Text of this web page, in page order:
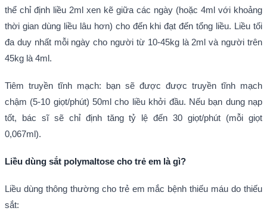
thể chỉ định liều 2ml xen kẽ giữa các ngày (hoặc 4ml với khoảng
thời gian dùng liều lâu hơn) cho đến khi đạt đến tổng liều. Liều tối
đa duy nhất mỗi ngày cho người từ 10-45kg là 2ml và người trên
45kg là 4ml.
Tiêm truyền tĩnh mạch: bạn sẽ được được truyền tĩnh mạch
chậm (5-10 giọt/phút) 50ml cho liều khởi đầu. Nếu bạn dung nạp
tốt, bác sĩ sẽ chỉ định tăng tỷ lệ đến 30 giọt/phút (mỗi giọt
0,067ml).
Liều dùng sắt polymaltose cho trẻ em là gì?
Liều dùng thông thường cho trẻ em mắc bệnh thiếu máu do thiếu
sắt: